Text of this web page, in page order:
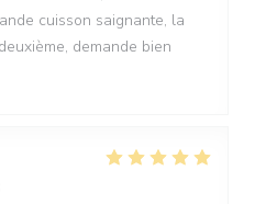
cuisson saignante, la
demande bien